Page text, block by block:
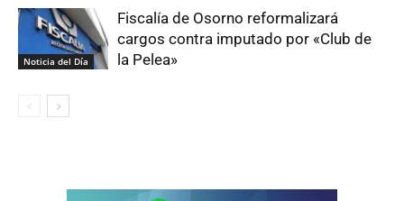
Noticia del Día
Fiscalía de Osorno reformalizará
cargos contra imputado por «Club de
la Pelea»